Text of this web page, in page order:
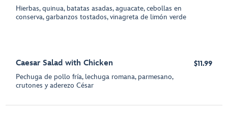
Hierbas, quinua, batatas asadas, aguacate, cebollas en
conserva, garbanzos tostados, vinagreta de limón verde
Caesar Salad with Chicken
Pechuga de pollo fría, lechuga romana, parmesano,
crutones y aderezo César
$11.99